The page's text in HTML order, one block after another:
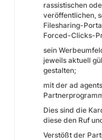
rassistischen
veröffentlichen,
Filesharing-
Forced-Clicks-
sein
jeweils aktuell
gestalten;
mit der ad
Dies sind die
diese den Ruf
Verstößt der